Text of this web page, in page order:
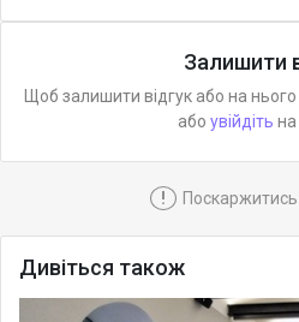
Залишити
Щоб залишити відгук або на нього
або увійдіть на
!
Дивіться також